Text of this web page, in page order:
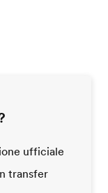
ufficiale
transfer